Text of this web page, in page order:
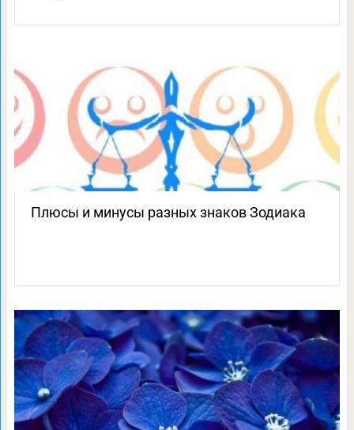
Плюсы и минусы разных знаков Зодиака